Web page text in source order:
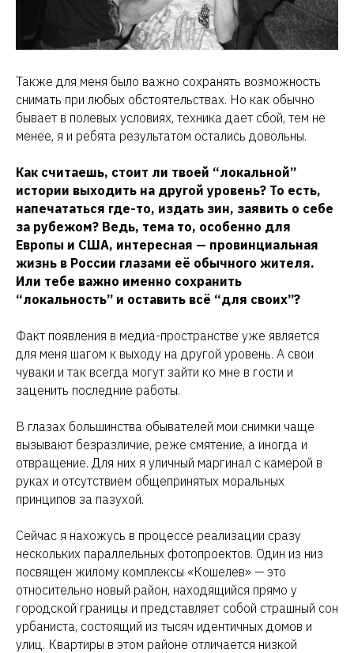
Также для меня было важно сохранять возможность
снимать при любых обстоятельствах. Но как обычно
бывает в полевых условиях, техника дает сбой, тем не
менее, я и ребята результатом остались довольны.
Как считаешь, стоит ли твоей “локальной”
истории выходить на другой уровень? То есть,
напечататься где-то, издать зин, заявить о себе
за рубежом? Ведь, тема то, особенно для
Европы и США, интересная — провинциальная
жизнь в России глазами её обычного жителя.
Или тебе важно именно сохранить
“локальность” и оставить всё “для своих”?
Факт появления в медиа-пространстве уже является
для меня шагом к выходу на другой уровень. А свои
чуваки и так всегда могут зайти ко мне в гости и
заценить последние работы.
В глазах большинства обывателей мои снимки чаще
вызывают безразличие, реже смятение, а иногда и
отвращение. Для них я уличный маргинал с камерой в
руках и отсутствием общепринятых моральных
принципов за пазухой.
Сейчас я нахожусь в процессе реализации сразу
нескольких параллельных фотопроектов. Один из низ
посвящен жилому комплексы «Кошелев» — это
относительно новый район, находящийся прямо у
городской границы и представляет собой страшный сон
урбаниста, состоящий из тысяч идентичных домов и
улиц. Квартиры в этом районе отличается низкой